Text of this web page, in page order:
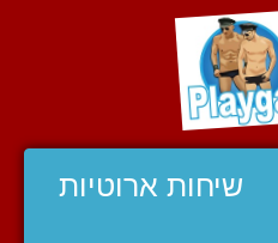
שיחות ארוטיות